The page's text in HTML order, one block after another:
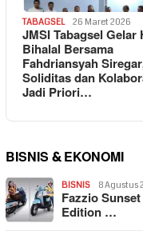
TABAGSEL 26 Maret 2026
JMSI Tabagsel Gelar
Bihalal Bersama
Fahdriansyah
Soliditas dan
Jadi Priori…
BISNIS & EKONOMI
BISNIS 8 Agustus
Fazzio
Edition …